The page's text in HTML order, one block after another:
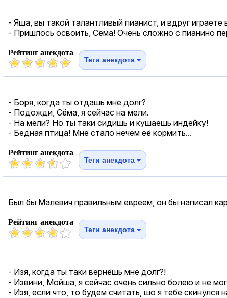
- Яша, вы такой талантливый пианист, и вдруг играете
- Пришлось освоить, Сёма! Очень сложно с пианино
Рейтинг анекдота
Теги анекдота
- Боря, когда ты отдашь мне долг?
- Подожди, Сёма, я сейчас на мели.
- На мели? Но ты таки сидишь и кушаешь индейку!
- Бедная птица! Мне стало нечем её кормить...
Рейтинг анекдота
Теги анекдота
Был бы Малевич правильным евреем, он бы написал
Рейтинг анекдота
Теги анекдота
- Изя, когда ты таки вернёшь мне долг?!
- Извини, Мойша, я сейчас очень сильно болею и не
- Изя, если что, то будем считать, шо я тебе скинулся